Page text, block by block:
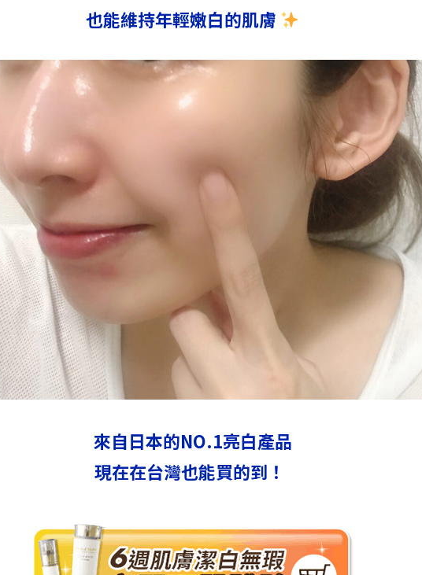
也能維持年輕嫩白的肌膚
來自日本的NO.1亮白產品
現在在台灣也能買的到！